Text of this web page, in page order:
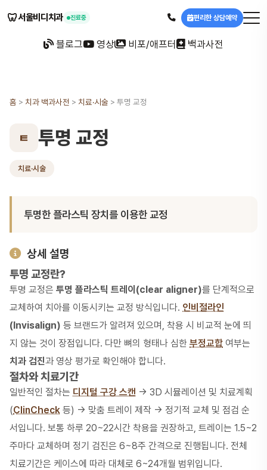
🦷서울비디치과 진료중 편리한 상담예약
블로그 영상 비포/애프터 백과사전
홈 > 치과 백과사전 > 치료·시술 > 투명 교정
ㅌ 투명 교정
치료·시술
투명한 플라스틱 장치를 이용한 교정
상세 설명
투명 교정란?
투명 교정은 투명 플라스틱 트레이(clear aligner)를 단계적으로
교체하여 치아를 이동시키는 교정 방식입니다. 인비절라인
(Invisalign) 등 브랜드가 알려져 있으며, 착용 시 비교적 눈에 띄
지 않는 것이 장점입니다. 다만 뼈의 형태나 심한 부정교합 여부는
치과 검진과 영상 평가로 확인해야 합니다.
절차와 치료기간
일반적인 절차는 디지털 구강 스캔 → 3D 시뮬레이션 및 치료계획
(ClinCheck 등) → 맞춤 트레이 제작 → 정기적 교체 및 점검 순
서입니다. 보통 하루 20~22시간 착용을 권장하고, 트레이는 1.5~2
주마다 교체하며 정기 검진은 6~8주 간격으로 진행됩니다. 전체
치료기간은 케이스에 따라 대체로 6~24개월 범위입니다.